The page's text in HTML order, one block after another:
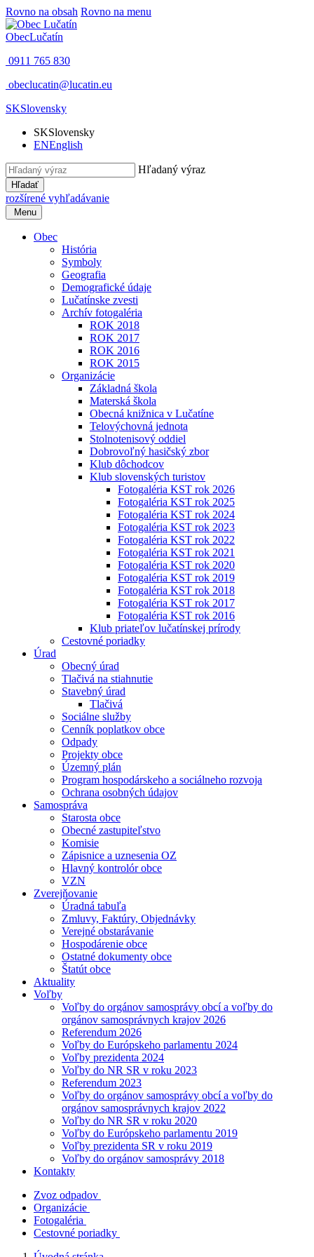
Rovno na obsah Rovno na menu
ObecLučatín
0911 765 830
obeclucatin@lucatin.eu
SKSlovensky
SKSlovensky
ENEnglish
Hľadaný výraz
Hľadať
rozšírené vyhľadávanie
Menu
Obec
História
Symboly
Geografia
Demografické údaje
Lučatínske zvesti
Archív fotogaléria
ROK 2018
ROK 2017
ROK 2016
ROK 2015
Organizácie
Základná škola
Materská škola
Obecná knižnica v Lučatíne
Telovýchovná jednota
Stolnotenisový oddiel
Dobrovoľný hasičský zbor
Klub dôchodcov
Klub slovenských turistov
Fotogaléria KST rok 2026
Fotogaléria KST rok 2025
Fotogaléria KST rok 2024
Fotogaléria KST rok 2023
Fotogaléria KST rok 2022
Fotogaléria KST rok 2021
Fotogaléria KST rok 2020
Fotogaléria KST rok 2019
Fotogaléria KST rok 2018
Fotogaléria KST rok 2017
Fotogaléria KST rok 2016
Klub priateľov lučatínskej prírody
Cestovné poriadky
Úrad
Obecný úrad
Tlačivá na stiahnutie
Stavebný úrad
Tlačivá
Sociálne služby
Cenník poplatkov obce
Odpady
Projekty obce
Územný plán
Program hospodárskeho a sociálneho rozvoja
Ochrana osobných údajov
Samospráva
Starosta obce
Obecné zastupiteľstvo
Komisie
Zápisnice a uznesenia OZ
Hlavný kontrolór obce
VZN
Zverejňovanie
Úradná tabuľa
Zmluvy, Faktúry, Objednávky
Verejné obstarávanie
Hospodárenie obce
Ostatné dokumenty obce
Štatút obce
Aktuality
Voľby
Voľby do orgánov samosprávy obcí a voľby do
orgánov samosprávnych krajov 2026
Referendum 2026
Voľby do Európskeho parlamentu 2024
Voľby prezidenta 2024
Voľby do NR SR v roku 2023
Referendum 2023
Voľby do orgánov samosprávy obcí a voľby do
orgánov samosprávnych krajov 2022
Voľby do NR SR v roku 2020
Voľby do Európskeho parlamentu 2019
Voľby prezidenta SR v roku 2019
Voľby do orgánov samosprávy 2018
Kontakty
Zvoz odpadov
Organizácie
Fotogaléria
Cestovné poriadky